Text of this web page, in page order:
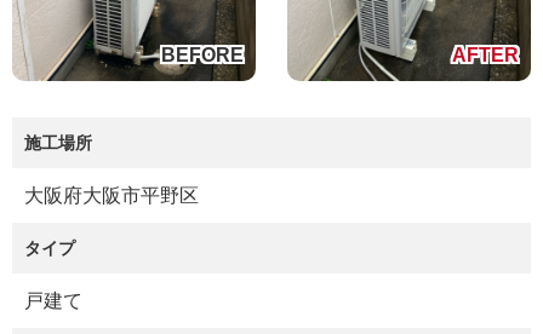
施工場所
大阪府大阪市平野区
タイプ
戸建て